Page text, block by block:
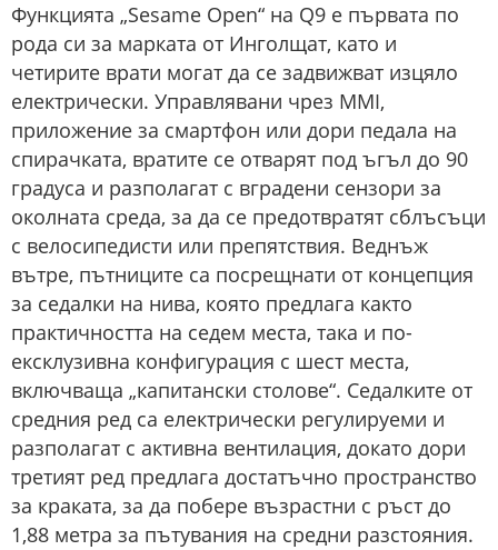
Функцията „Sesame Open“ на Q9 е първата по
рода си за марката от Инголщат, като и
четирите врати могат да се задвижват изцяло
електрически. Управлявани чрез MMI,
приложение за смартфон или дори педала на
спирачката, вратите се отварят под ъгъл до 90
градуса и разполагат с вградени сензори за
околната среда, за да се предотвратят сблъсъци
с велосипедисти или препятствия. Веднъж
вътре, пътниците са посрещнати от концепция
за седалки на нива, която предлага както
практичността на седем места, така и по-
ексклузивна конфигурация с шест места,
включваща „капитански столове“. Седалките от
средния ред са електрически регулируеми и
разполагат с активна вентилация, докато дори
третият ред предлага достатъчно пространство
за краката, за да побере възрастни с ръст до
1,88 метра за пътувания на средни разстояния.